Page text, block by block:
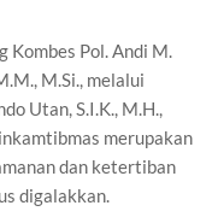
Kombes Pol. Andi M.
M.Si., melalui
Utan, S.I.K., M.H.,
merupakan
dan ketertiban
digalakkan.